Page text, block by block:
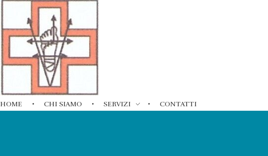
Ambulatorio del piede
HOME CHI SIAMO SERVIZI CONTATTI